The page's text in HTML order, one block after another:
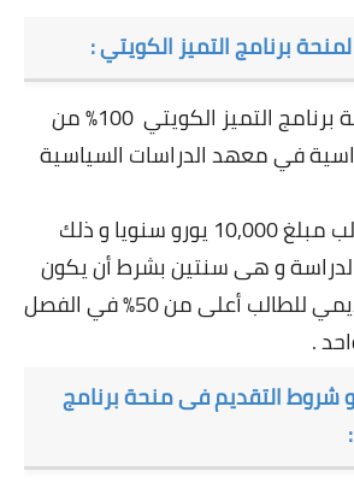
برنامج التميز الكويتي :
تغطي منحة برنامج التميز الكويتي 100% من
في معهد الدراسات السياسية
منح كل طالب مبلغ 10,000 يورو سنويا و ذلك
و هى سنتين بشرط أن يكون
الأداء الأكاديمي للطالب أعلى من 50% في الفصل
.
و شروط التقديم فى منحة برنامج